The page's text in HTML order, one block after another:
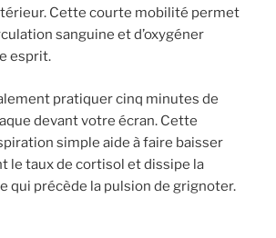
Cette courte mobilité permet
sanguine et d’oxygéner
esprit.
pratiquer cinq minutes de
devant votre écran. Cette
simple aide à faire baisser
le taux de cortisol et dissipe la
qui précède la pulsion de grignoter.